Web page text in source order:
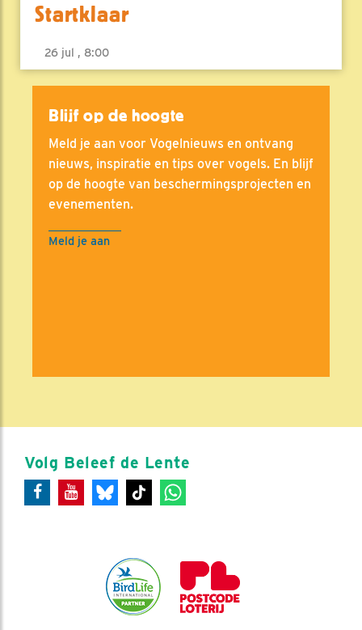
Startklaar
26 jul , 8:00
Blijf op de hoogte
Meld je aan voor Vogelnieuws en ontvang
nieuws, inspiratie en tips over vogels. En blijf
op de hoogte van beschermingsprojecten en
evenementen.
Meld je aan
Volg Beleef de Lente